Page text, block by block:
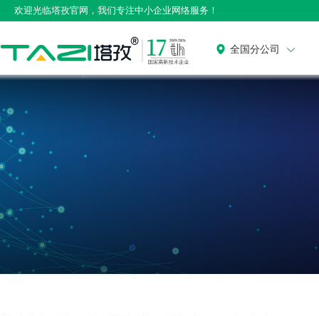
欢迎光临塔孜官网，我们专注中小企业网络服务！
全国分公司